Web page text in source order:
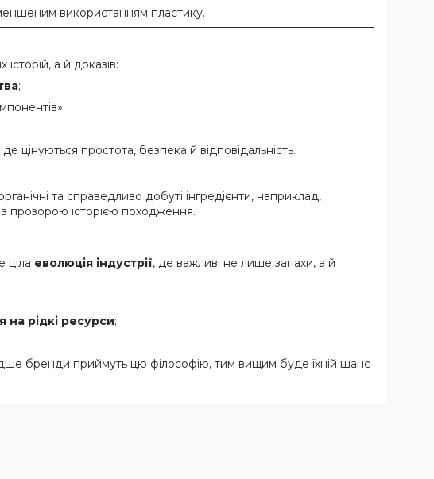
використанням пластику.
а й доказів:
;
де цінуються простота, безпека й відповідальність.
та справедливо добуті інгредієнти, наприклад,
з прозорою історією походження.
ціла еволюція індустрії, де важливі не лише запахи, а й
на рідкі ресурси;
бренди приймуть цю філософію, тим вищим буде їхній шанс